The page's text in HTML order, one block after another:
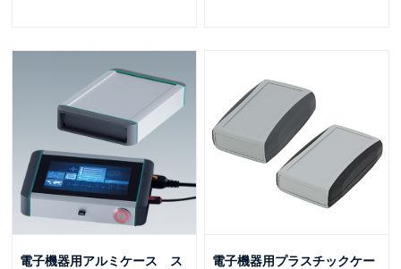
電子機器用アルミケース ス
電子機器用プラスチックケー